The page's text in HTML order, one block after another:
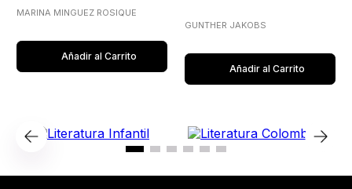
COMO LIMITE
MARINA MINGUEZ ROSIQUE
Añadir al Carrito
GUNTHER JAKOBS
Añadir al Carrito